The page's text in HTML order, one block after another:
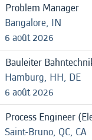
Problem Manager
Bangalore, IN
6 août 2026
Bauleiter
Hamburg, HH, DE
6 août 2026
Process Engineer
Saint-Bruno, QC, CA